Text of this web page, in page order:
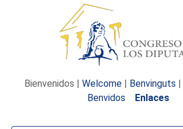
Bienvenidos | Welcome | Benvinguts |
Benvidos
Enlaces